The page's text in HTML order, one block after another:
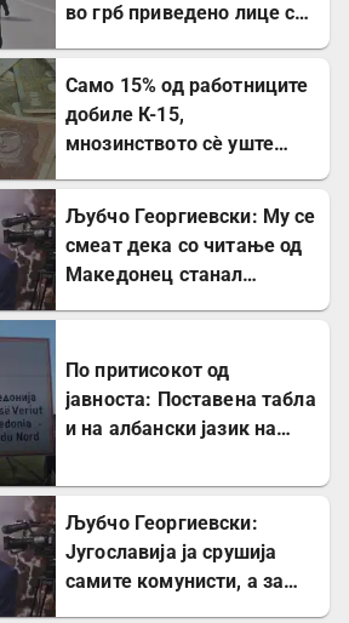
во грб приведено лице со
Само 15% од работниците
добиле К-15,
мнозинството сè уште
Љубчо Георгиевски: Му се
смеат дека со читање од
Македонец станал
интелектуалец
По притисокот од
јавноста: Поставена табла
и на албански јазик на
Љубчо Георгиевски:
Југославија ја срушија
самите комунисти, а за